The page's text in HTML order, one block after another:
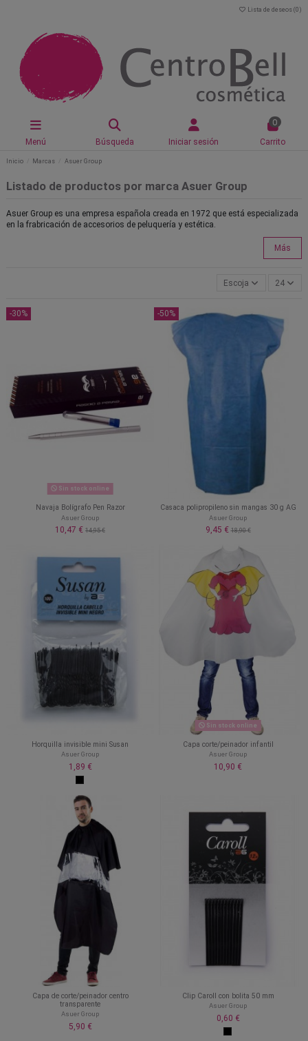
Lista de deseos (0 )
Menú Búsqueda Iniciar sesión
0
Carrito
Inicio Marcas Asuer Group
Listado de productos por marca Asuer Group
Asuer Group es una empresa española creada en 1972 que está especializada
en la frabricación de accesorios de peluquería y estética.
Más
Escoja 24
-30%
Sin stock online
Navaja Bolígrafo Pen Razor
Asuer Group
10,47 € 14,95 €
-50%
Casaca polipropileno sin mangas 30 g AG
Asuer Group
9,45 €18,90 €
Horquilla invisible mini Susan
Asuer Group
1,89 €
Sin stock online
Capa corte/peinador infantil
Asuer Group
10,90 €
Capa de corte/peinador centro
transparente
Asuer Group
5,90 €
Clip Caroll con bolita 50 mm
Asuer Group
0,60 €